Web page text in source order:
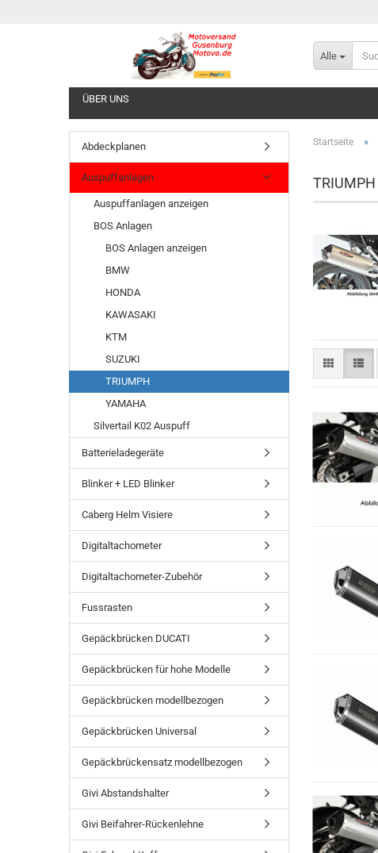
Alle
ÜBER UNS
Startseite »
TRIUMPH
Abdeckplanen
Auspuffanlagen
Auspuffanlagen anzeigen
BOS Anlagen
BOS Anlagen anzeigen
BMW
HONDA
KAWASAKI
KTM
SUZUKI
TRIUMPH
YAMAHA
Silvertail K02 Auspuff
Batterieladegeräte
Blinker + LED Blinker
Caberg Helm Visiere
Digitaltachometer
Digitaltachometer-Zubehör
Fussrasten
Gepäckbrücken DUCATI
Gepäckbrücken für hohe Modelle
Gepäckbrücken modellbezogen
Gepäckbrücken Universal
Gepäckbrückensatz modellbezogen
Givi Abstandshalter
Givi Beifahrer-Rückenlehne